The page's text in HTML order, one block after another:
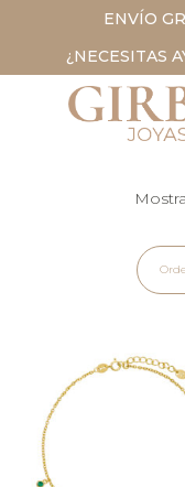
ENVÍO
¿NECESITAS